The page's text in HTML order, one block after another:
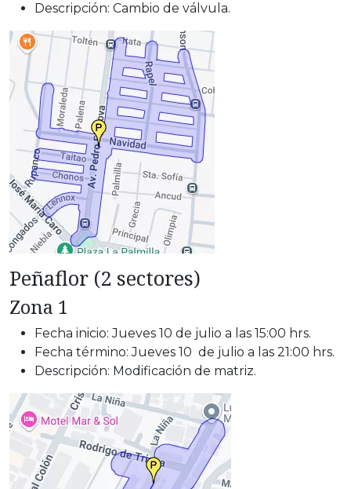
Descripción: Cambio de válvula.
Peñaflor (2 sectores)
Zona 1
Fecha inicio: Jueves 10 de julio a las 15:00 hrs.
Fecha término: Jueves 10 de julio a las 21:00 hrs.
Descripción: Modificación de matriz.